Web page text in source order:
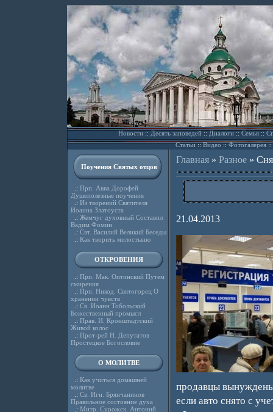
Новости::Десять заповедей::Диалоги::Семья::
Статьи::Видео ::Фотогалерея::
Поучения Святых отцов
.: Прп. Авва Дорофей
Душеполезные поучения
.: Из творений Святителя
Иоанна Златоуста
.: Жемчуг духовный Составил
Вадим Фомин
.: Свт. Василий Великий Беседы
.: Как творить милостыню
ОТКРОВЕНИЯ
.: Прп. Мак. Оптинский Путем
смирения
.: Прп. Никод. Святогорец О
хранении чувств
.: Св. Иоанн Тобольский
Божественный промысл
.: Прав. И. Кронштадтский
Живой колос
.: Прот-рей Н. Депутатов
Простецкое Богословие
О МОЛИТВЕ
.: Как учиться домашней
молитве
.: Св. Игн. Брянчанинов
Правильное состояние духа
.: Митр. Сурожск. Антоний
Главная» Разное»
21.04.2013
продавцы
если авто снято с